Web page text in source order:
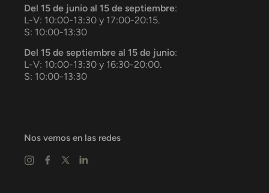
Del 15 de junio al 15 de septiembre:
L-V: 10:00-13:30 y 17:00-20:15.
S: 10:00-13:30
Del 15 de septiembre al 15 de junio:
L-V: 10:00-13:30 y 16:30-20:00.
S: 10:00-13:30
Nos vemos en las redes